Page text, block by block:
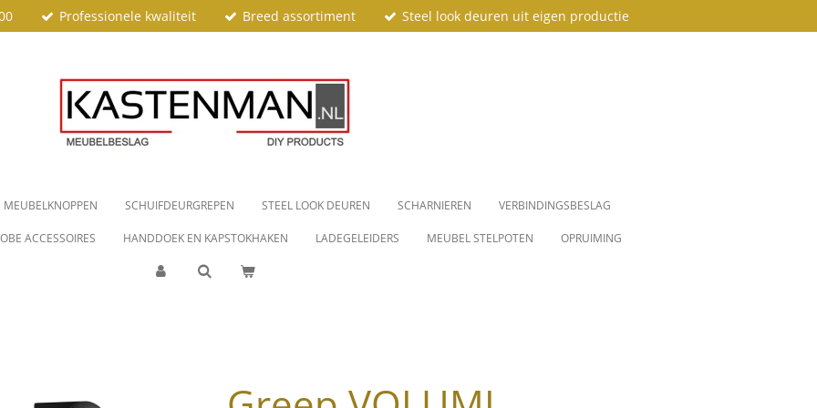
Professionele kwaliteit Breed assortiment Steel look deuren uit eigen productie
MEUBELKNOPPEN SCHUIFDEURGREPEN STEEL LOOK DEUREN SCHARNIEREN VERBINDINGSBESLAG
ACCESSOIRES HANDDOEK EN KAPSTOKHAKEN LADEGELEIDERS MEUBEL STELPOTEN OPRUIMING